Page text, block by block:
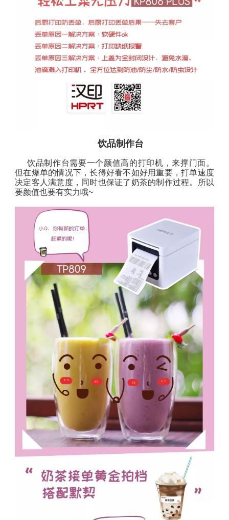
饮品制作台
饮品制作台需要一个颜值高的打印机，来撑门面。
但在爆单的情况下，长得好看不如好用重要，打单速度
决定客人满意度，同时也保证了奶茶的制作过程。所以
要颜值也要有实力哦~